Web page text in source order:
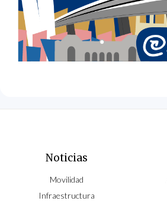
Noticias
Movilidad
Infraestructura